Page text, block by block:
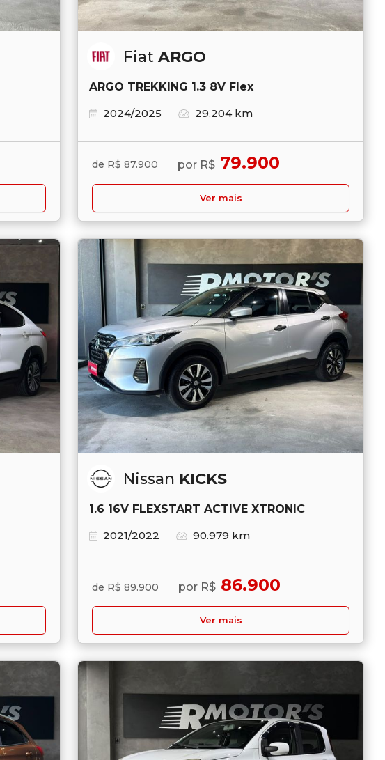
Fiat ARGO
ARGO TREKKING 1.3 8V Flex
2024/2025
29.204 km
de R$ 87.900 por R$ 79.900
Ver mais
Nissan KICKS
1.6 16V FLEXSTART ACTIVE XTRONIC
2021/2022
90.979 km
de R$ 89.900 por R$ 86.900
Ver mais